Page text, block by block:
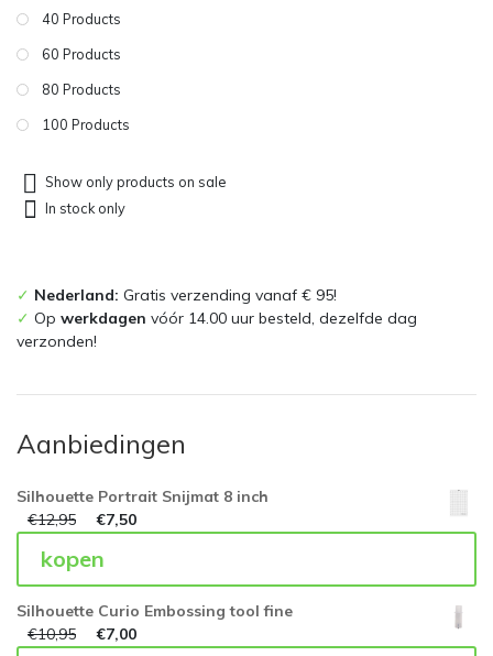
40 Products
60 Products
80 Products
100 Products
Show only products on sale
In stock only
✓ Nederland: Gratis verzending vanaf € 95!
✓ Op werkdagen vóór 14.00 uur besteld, dezelfde dag
verzonden!
Aanbiedingen
Silhouette Portrait Snijmat 8 inch
€12,95 €7,50
kopen
Silhouette Curio Embossing tool fine
€10,95 €7,00